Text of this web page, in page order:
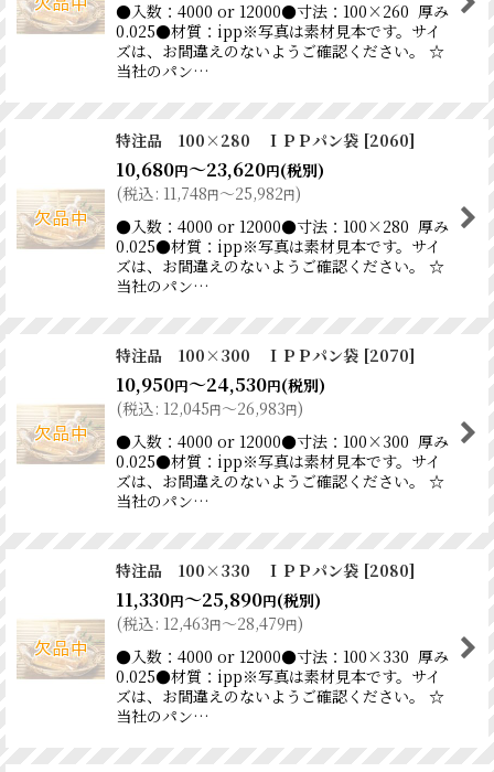
●入数：4000 or 12000●寸法：100×260 厚み
0.025●材質：ipp※写真は素材見本です。サイ
ズは、お間違えのないようご確認ください。 ☆
当社のパン…
特注品 100×280 ＩＰＰパン袋 [2060]
10,680円～23,620円(税別)
(税込: 11,748円～25,982円)
●入数：4000 or 12000●寸法：100×280 厚み
0.025●材質：ipp※写真は素材見本です。サイ
ズは、お間違えのないようご確認ください。 ☆
当社のパン…
特注品 100×300 ＩＰＰパン袋 [2070]
10,950円～24,530円(税別)
(税込: 12,045円～26,983円)
●入数：4000 or 12000●寸法：100×300 厚み
0.025●材質：ipp※写真は素材見本です。サイ
ズは、お間違えのないようご確認ください。 ☆
当社のパン…
特注品 100×330 ＩＰＰパン袋 [2080]
11,330円～25,890円(税別)
(税込: 12,463円～28,479円)
●入数：4000 or 12000●寸法：100×330 厚み
0.025●材質：ipp※写真は素材見本です。サイ
ズは、お間違えのないようご確認ください。 ☆
当社のパン…